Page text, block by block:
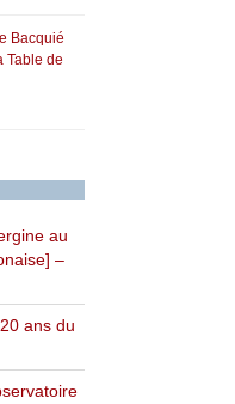
Bacquié
Table de
au
–
ans du